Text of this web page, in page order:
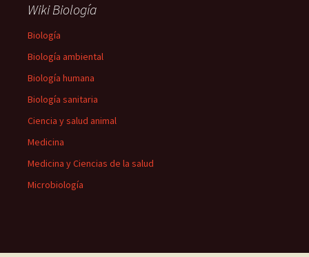
Wiki Biología
Biología
Biología ambiental
Biología humana
Biología sanitaria
Ciencia y salud animal
Medicina
Medicina y Ciencias de la salud
Microbiología